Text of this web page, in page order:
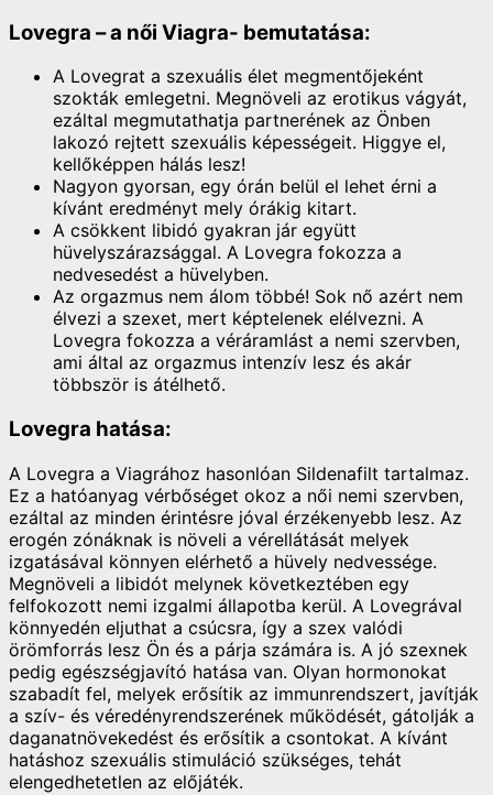
Lovegra – a női Viagra- bemutatása:
A Lovegrat a szexuális élet megmentőjeként
szokták emlegetni. Megnöveli az erotikus vágyát,
ezáltal megmutathatja partnerének az Önben
lakozó rejtett szexuális képességeit. Higgye el,
kellőképpen hálás lesz!
Nagyon gyorsan, egy órán belül el lehet érni a
kívánt eredményt mely órákig kitart.
A csökkent libidó gyakran jár együtt
hüvelyszárazsággal. A Lovegra fokozza a
nedvesedést a hüvelyben.
Az orgazmus nem álom többé! Sok nő azért nem
élvezi a szexet, mert képtelenek elélvezni. A
Lovegra fokozza a véráramlást a nemi szervben,
ami által az orgazmus intenzív lesz és akár
többször is átélhető.
Lovegra hatása:
A Lovegra a Viagrához hasonlóan Sildenafilt tartalmaz.
Ez a hatóanyag vérbőséget okoz a női nemi szervben,
ezáltal az minden érintésre jóval érzékenyebb lesz. Az
erogén zónáknak is növeli a vérellátását melyek
izgatásával könnyen elérhető a hüvely nedvessége.
Megnöveli a libidót melynek következtében egy
felfokozott nemi izgalmi állapotba kerül. A Lovegrával
könnyedén eljuthat a csúcsra, így a szex valódi
örömforrás lesz Ön és a párja számára is. A jó szexnek
pedig egészségjavító hatása van. Olyan hormonokat
szabadít fel, melyek erősítik az immunrendszert, javítják
a szív- és véredényrendszerének működését, gátolják a
daganatnövekedést és erősítik a csontokat. A kívánt
hatáshoz szexuális stimuláció szükséges, tehát
elengedhetetlen az előjáték.